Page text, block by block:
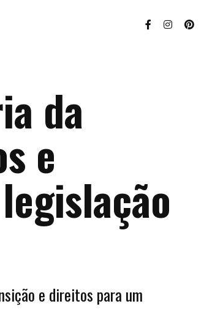
da
e
e direitos para um